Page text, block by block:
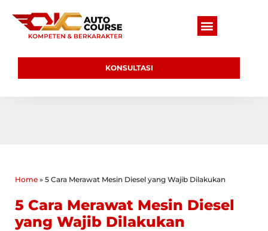
KONSULTASI
Home » 5 Cara Merawat Mesin Diesel yang Wajib Dilakukan
5 Cara Merawat Mesin Diesel
yang Wajib Dilakukan